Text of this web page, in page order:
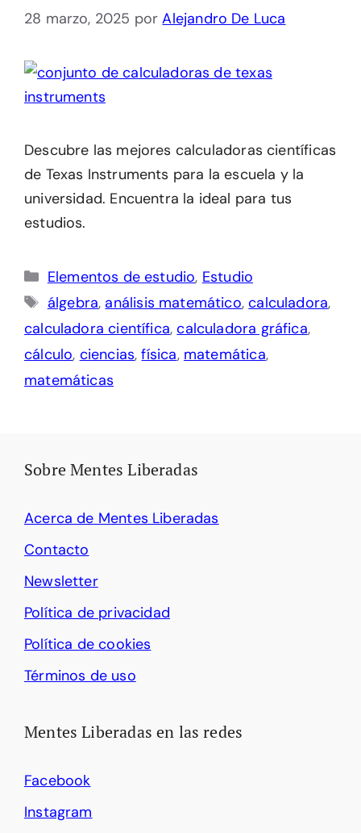
28 marzo, 2025 porAlejandro De Luca
Descubre las mejores calculadoras científicas
de Texas Instruments para la escuela y la
universidad. Encuentra la ideal para tus
estudios.
Categorías
Elementos de estudio, Estudio
Etiquetas
álgebra, análisis matemático,calculadora,
calculadora científica,calculadora gráfica,
cálculo, ciencias,física, matemática,
matemáticas
Sobre Mentes Liberadas
Acerca de Mentes Liberadas
Contacto
Newsletter
Política de privacidad
Política de cookies
Términos de uso
Mentes Liberadas en las redes
Facebook
Instagram